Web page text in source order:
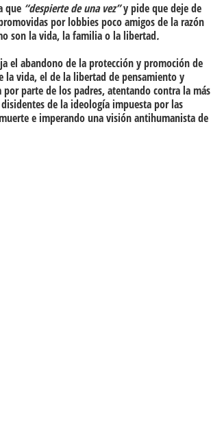
que “despierte de una vez”y pide que deje de
por lobbies poco amigos de la razón
son la vida, la familia o la libertad.
el abandono de la protección y promoción de
la vida, el de la libertad de pensamiento y
parte de los padres, atentando contra la más
de la ideología impuesta por las
e imperando una visión antihumanista de